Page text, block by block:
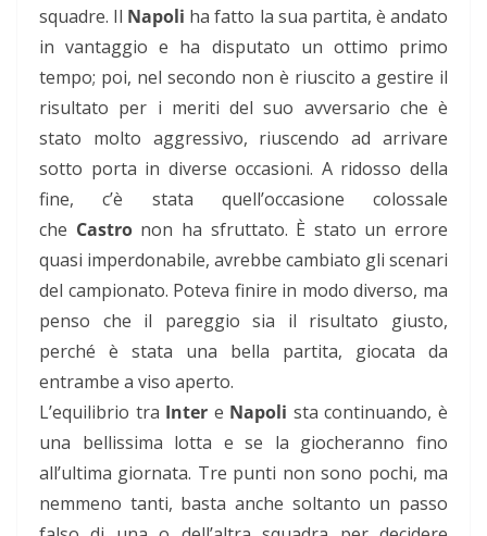
squadre. Il Napoli ha fatto la sua partita, è andato
in vantaggio e ha disputato un ottimo primo
tempo; poi, nel secondo non è riuscito a gestire il
risultato per i meriti del suo avversario che è
stato molto aggressivo, riuscendo ad arrivare
sotto porta in diverse occasioni. A ridosso della
fine, c’è stata quell’occasione colossale
che Castronon ha sfruttato. È stato un errore
quasi imperdonabile, avrebbe cambiato gli scenari
del campionato. Poteva finire in modo diverso, ma
penso che il pareggio sia il risultato giusto,
perché è stata una bella partita, giocata da
entrambe a viso aperto.
L’equilibrio tra Inter e Napoli sta continuando, è
una bellissima lotta e se la giocheranno fino
all’ultima giornata. Tre punti non sono pochi, ma
nemmeno tanti, basta anche soltanto un passo